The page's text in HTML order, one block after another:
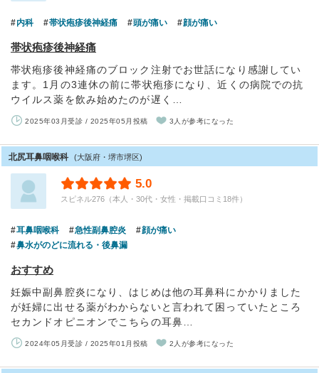
内科 帯状疱疹後神経痛 頭が痛い 顔が痛い
帯状疱疹後神経痛
帯状疱疹後神経痛のブロック注射でお世話になり感謝してい
ます。1月の3連休の前に帯状疱疹になり、近くの病院での抗
ウイルス薬を飲み始めたのが遅く…
2025年03月受診 / 2025年05月投稿 3人が参考になった
北尻耳鼻咽喉科 (大阪府・堺市堺区)
5.0
スピネル276（本人・30代・女性・掲載口コミ18件）
耳鼻咽喉科 急性副鼻腔炎
顔が痛い
鼻水がのどに流れる・後鼻漏
おすすめ
妊娠中副鼻腔炎になり、はじめは他の耳鼻科にかかりました
が妊婦に出せる薬がわからないと言われて困っていたところ
セカンドオピニオンでこちらの耳鼻…
2024年05月受診 / 2025年01月投稿 2人が参考になった